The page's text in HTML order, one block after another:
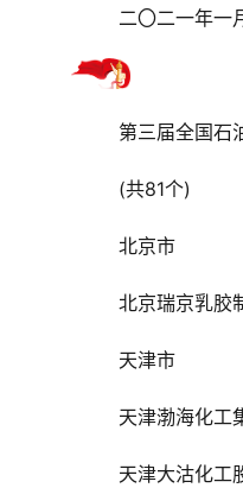
二〇二一年一
第三届全国石
(共81个)
北京市
北京瑞京乳胶
天津市
天津渤海化工
天津大沽化工